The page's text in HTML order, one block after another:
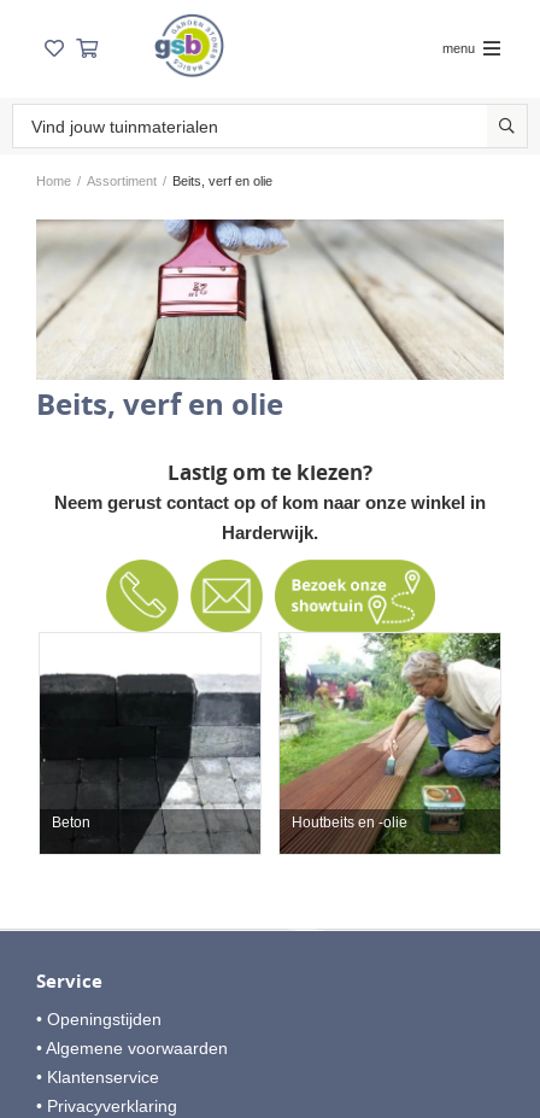
menu
Home / Assortiment / Beits, verf en olie
Beits, verf en olie
Lastig om te kiezen?
Neem gerust contact op of kom naar onze winkel in
Harderwijk.
Beton Houtbeits en -olie
Service
• Openingstijden
• Algemene voorwaarden
• Klantenservice
• Privacyverklaring